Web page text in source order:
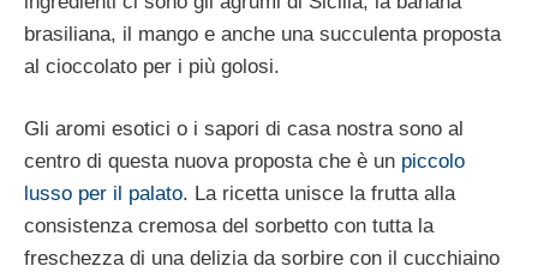
brasiliana, il mango e anche una succulenta proposta
al cioccolato per i più golosi.
Gli aromi esotici o i sapori di casa nostra sono al
centro di questa nuova proposta che è un piccolo
lusso per il palato. La ricetta unisce la frutta alla
consistenza cremosa del sorbetto con tutta la
freschezza di una delizia da sorbire con il cucchiaino